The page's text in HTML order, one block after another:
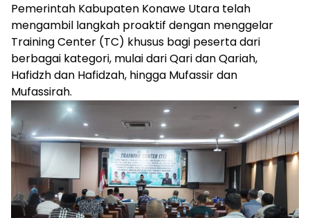
Pemerintah Kabupaten Konawe Utara telah
mengambil langkah proaktif dengan menggelar
Training Center (TC) khusus bagi peserta dari
berbagai kategori, mulai dari Qari dan Qariah,
Hafidzh dan Hafidzah, hingga Mufassir dan
Mufassirah.